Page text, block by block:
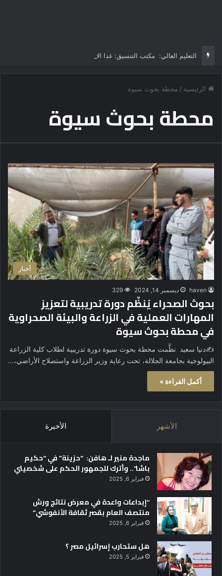
الرئيسية / محطة بحوث سيوة
محطة بحوث سيوة
أخبار
haven ديسمبر 14, 2024 329
بحوث الصحراء يُنظِّم دورة تدريبية لتعزيز
المهارات العملية في الزراعة والبيئة الصحراوية
في محطة بحوث سيوة
✍️دنيا سعيد نظَّمت محطة بحوث سيوة دورة تدريبية لطلاب كلية الزراعة
البيولوجية بجامعة الجلالة، تحت رعاية وزير الزراعة واستصلاح الأراضي،…
أكمل القراءة »
الأشهر الأخيرة
ماجدة منير لـ هافن: “حزينة” في “حكيم
باشا”.. وأترك للجمهور الحكم على شخصيتي
فبراير 6, 2025
“إبداعات واعدة في معرض نتائج ورش
منتصف العام بقصر ثقافة الأنفوشي”
فبراير 6, 2025
هل ستحارب إسرائيل مصر ؟
فبراير 5, 2025